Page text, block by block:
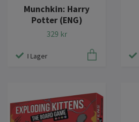
Munchkin: Harry
Potter (ENG)
329 kr
I Lager